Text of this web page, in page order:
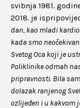
svibnja 1981.
2018. je
dan, kao mladi
kada smo
Svetog Oca koji je
Poliklinike odmah
pripravnosti. Bila
dolazak ranjenog
ozlijeđen i u kakvom